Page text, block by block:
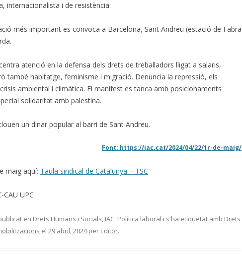
RECEPCIONS (07/06/2017)
PSICOSOCIALS.
GERENT PROPOSAT I COMISSIÓ
MIXTA
4/11/2019 SITUACIÓ
internacionalista i de resistència.
més important es convoca a Barcelona, Sant Andreu (estació de Fabra
atenció en la defensa dels drets de treballadors lligat a salaris,
també habitatge, feminisme i migració. Denuncia la repressió, els
ambiental i climàtica. El manifest es tanca amb posicionaments
solidaritat amb palestina.
un dinar popular al barri de Sant Andreu.
Font: https://iac.cat/2024/04/22/1r-de-maig/
maig aquí: Taula sindical de Catalunya – TSC
CAU UPC
en Drets Humans i Socials, IAC, Política laboral i s'ha etiquetat amb Drets
el 29 abril, 2024per Editor.